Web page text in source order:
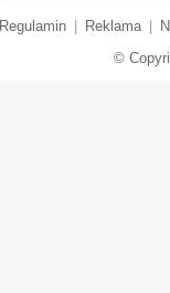
Regulamin Reklama
©